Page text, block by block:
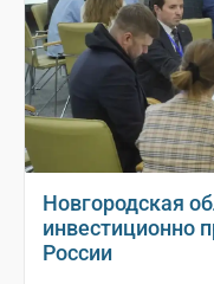
Новгородская
инвестиционно
России